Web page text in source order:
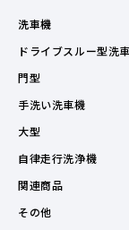
洗車機
ドライブスルー型洗
門型
手洗い洗車機
大型
自律走行洗浄機
関連商品
その他